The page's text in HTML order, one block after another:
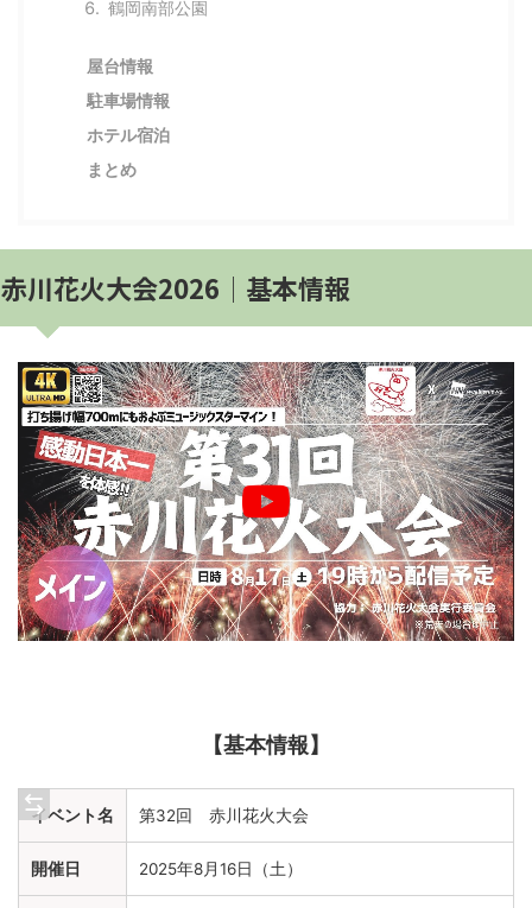
鶴岡南部公園
屋台情報
駐車場情報
ホテル宿泊
まとめ
赤川花火大会2026│基本情報
【基本情報】
イベント名 第32回 赤川花火大会
開催日 2025年8月16日（土）